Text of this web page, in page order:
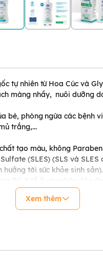
tự nhiên từ Hoa Cúc và
màng nhầy, nuôi dưỡng
bé, phòng ngừa các bệnh
trắng,...
tạo màu, không
(SLES) (SLS và
tới sức khỏe sinh
Bộ Y tế Ý xác nhận đáp
Hội đồng Châu u. Sản
thế giới. Tại Việt Nam,
22/CBMP-QLD
Xem thêm